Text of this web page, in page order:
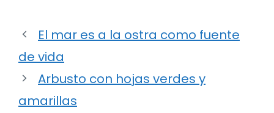
El mar es a la ostra como fuente
de vida
Arbusto con hojas verdes y
amarillas